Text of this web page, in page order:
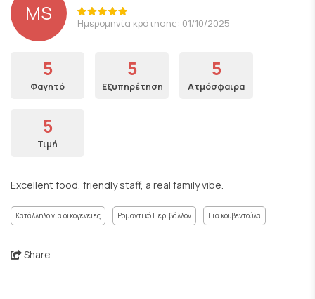
MS Ημερομηνία κράτησης: 01/10/2025
5
Φαγητό
5
Εξυπηρέτηση
5
Ατμόσφαιρα
5
Τιμή
Excellent food, friendly staff, a real family vibe.
Κατάλληλο για οικογένειες Ρομαντικό Περιβάλλον Για κουβεντούλα
Share